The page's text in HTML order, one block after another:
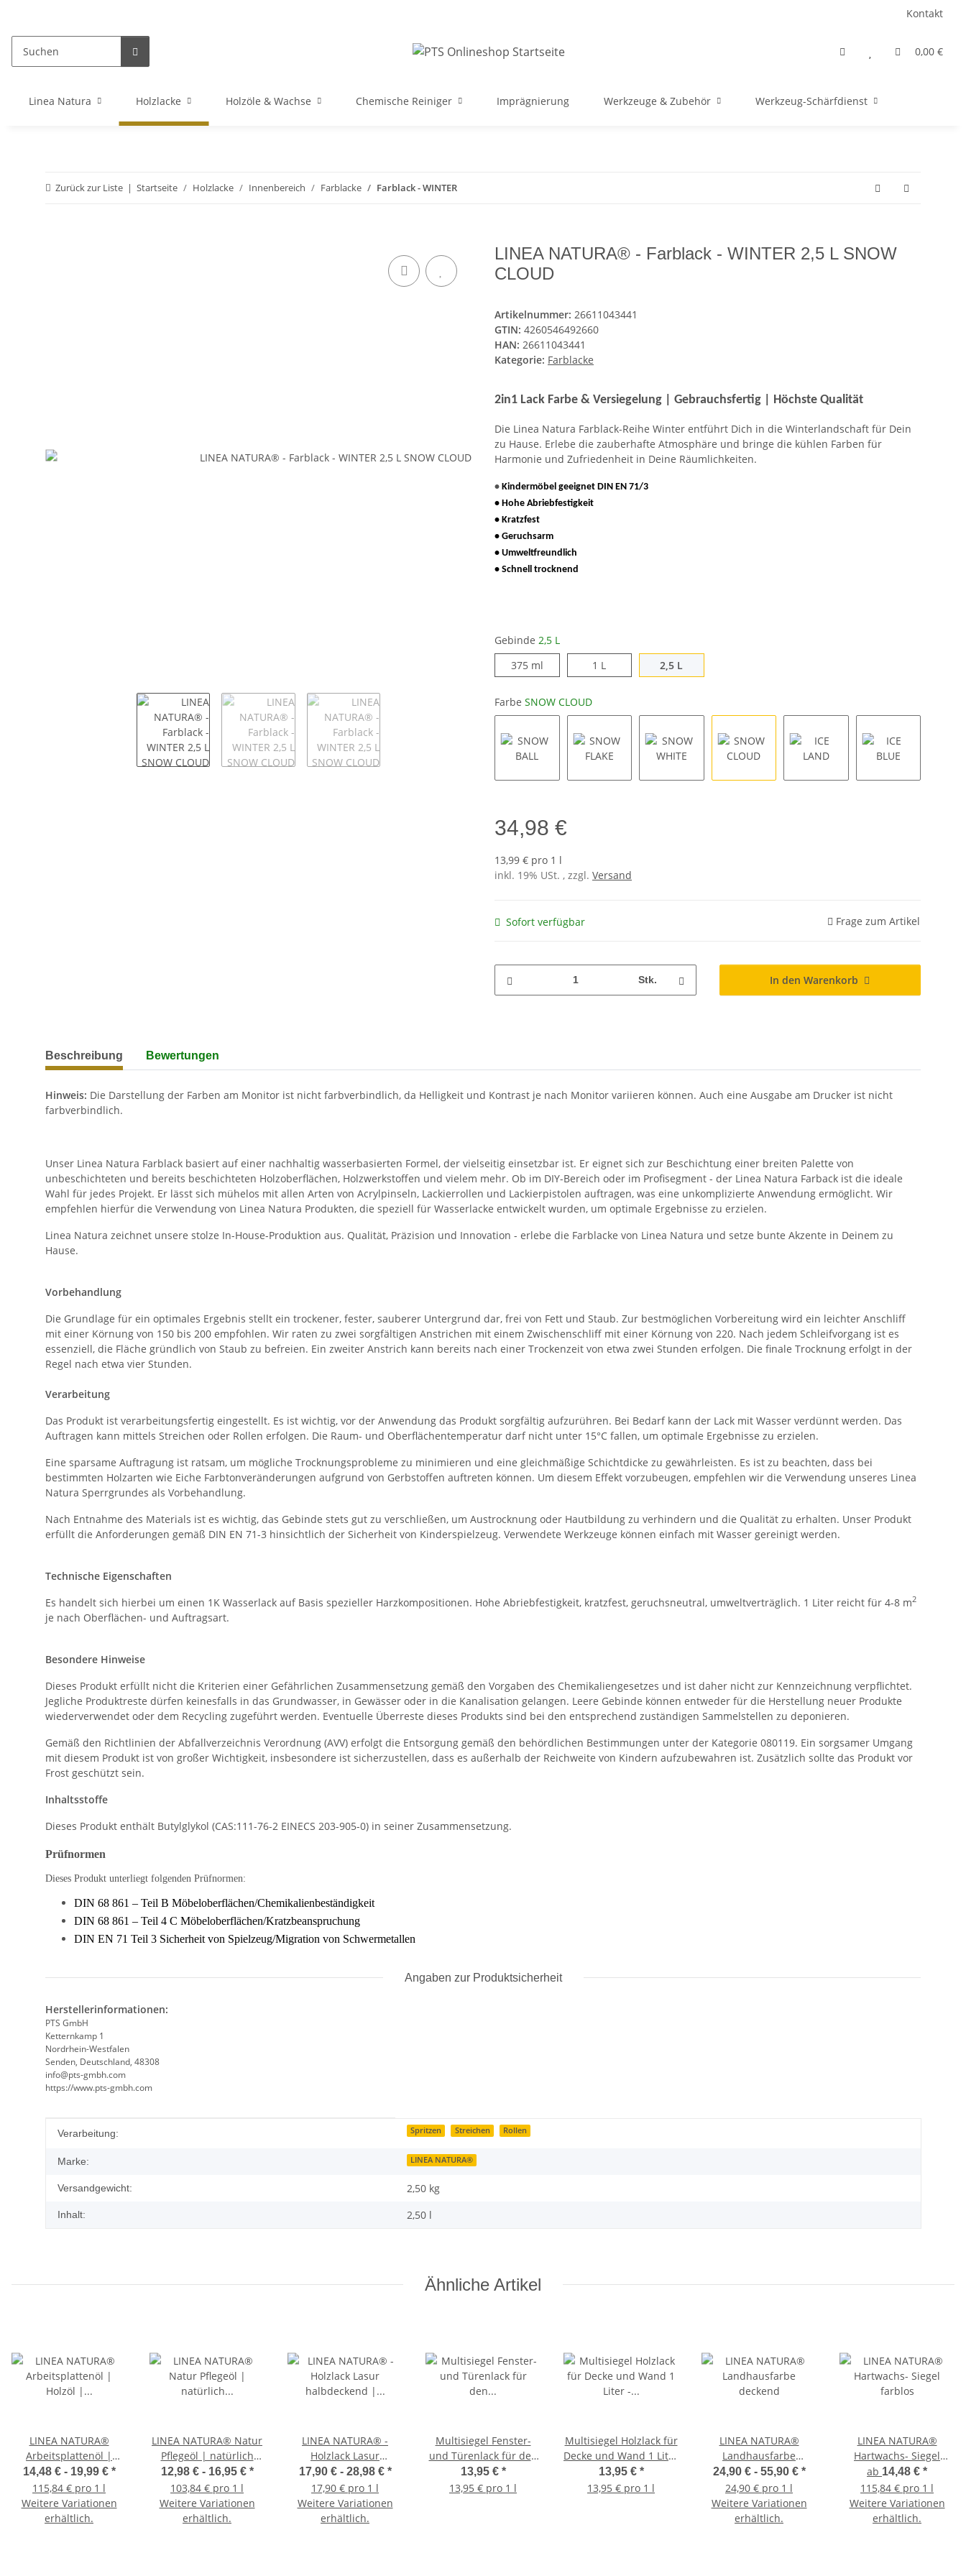
Kontakt
0,00 €
Linea Natura Holzlacke Holzöle & Wachse Chemische Reiniger Imprägnierung Werkzeuge & Zubehör Werkzeug-Schärfdienst
Zurück zur Liste Startseite Holzlacke Innenbereich Farblacke Farblack - WINTER
LINEA NATURA® - Farblack - WINTER 2,5 L SNOW
CLOUD
Artikelnummer: 26611043441
GTIN: 4260546492660
HAN: 26611043441
Kategorie: Farblacke
2in1 Lack Farbe & Versiegelung | Gebrauchsfertig | Höchste Qualität
Die Linea Natura Farblack-Reihe Winter entführt Dich in die Winterlandschaft für Dein
zu Hause. Erlebe die zauberhafte Atmosphäre und bringe die kühlen Farben für
Harmonie und Zufriedenheit in Deine Räumlichkeiten.
• Kindermöbel geeignet DIN EN 71/3
• Hohe Abriebfestigkeit
• Kratzfest
• Geruchsarm
• Umweltfreundlich
• Schnell trocknend
Gebinde 2,5 L
375 ml375 ml 1 L 2,5 L
Farbe SNOW CLOUD
34,98 €
13,99 € pro 1 l
inkl. 19% USt. , zzgl. Versand
Sofort verfügbar Frage zum Artikel
Stk. In den Warenkorb
weitere Registerkarten anzeigen
Beschreibung Bewertungen
Hinweis: Die Darstellung der Farben am Monitor ist nicht farbverbindlich, da Helligkeit und Kontrast je nach Monitor variieren können. Auch eine Ausgabe am Drucker ist nicht
farbverbindlich.
Unser Linea Natura Farblack basiert auf einer nachhaltig wasserbasierten Formel, der vielseitig einsetzbar ist. Er eignet sich zur Beschichtung einer breiten Palette von
unbeschichteten und bereits beschichteten Holzoberflächen, Holzwerkstoffen und vielem mehr. Ob im DIY-Bereich oder im Profisegment - der Linea Natura Farback ist die ideale
Wahl für jedes Projekt. Er lässt sich mühelos mit allen Arten von Acrylpinseln, Lackierrollen und Lackierpistolen auftragen, was eine unkomplizierte Anwendung ermöglicht. Wir
empfehlen hierfür die Verwendung von Linea Natura Produkten, die speziell für Wasserlacke entwickelt wurden, um optimale Ergebnisse zu erzielen.
Linea Natura zeichnet unsere stolze In-House-Produktion aus. Qualität, Präzision und Innovation - erlebe die Farblacke von Linea Natura und setze bunte Akzente in Deinem zu
Hause.
Vorbehandlung
Die Grundlage für ein optimales Ergebnis stellt ein trockener, fester, sauberer Untergrund dar, frei von Fett und Staub. Zur bestmöglichen Vorbereitung wird ein leichter Anschliff
mit einer Körnung von 150 bis 200 empfohlen. Wir raten zu zwei sorgfältigen Anstrichen mit einem Zwischenschliff mit einer Körnung von 220. Nach jedem Schleifvorgang ist es
essenziell, die Fläche gründlich von Staub zu befreien. Ein zweiter Anstrich kann bereits nach einer Trockenzeit von etwa zwei Stunden erfolgen. Die finale Trocknung erfolgt in der
Regel nach etwa vier Stunden.
Verarbeitung
Das Produkt ist verarbeitungsfertig eingestellt. Es ist wichtig, vor der Anwendung das Produkt sorgfältig aufzurühren. Bei Bedarf kann der Lack mit Wasser verdünnt werden. Das
Auftragen kann mittels Streichen oder Rollen erfolgen. Die Raum- und Oberflächentemperatur darf nicht unter 15°C fallen, um optimale Ergebnisse zu erzielen.
Eine sparsame Auftragung ist ratsam, um mögliche Trocknungsprobleme zu minimieren und eine gleichmäßige Schichtdicke zu gewährleisten. Es ist zu beachten, dass bei
bestimmten Holzarten wie Eiche Farbtonveränderungen aufgrund von Gerbstoffen auftreten können. Um diesem Effekt vorzubeugen, empfehlen wir die Verwendung unseres Linea
Natura Sperrgrundes als Vorbehandlung.
Nach Entnahme des Materials ist es wichtig, das Gebinde stets gut zu verschließen, um Austrocknung oder Hautbildung zu verhindern und die Qualität zu erhalten. Unser Produkt
erfüllt die Anforderungen gemäß DIN EN 71-3 hinsichtlich der Sicherheit von Kinderspielzeug. Verwendete Werkzeuge können einfach mit Wasser gereinigt werden.
Technische Eigenschaften
Es handelt sich hierbei um einen 1K Wasserlack auf Basis spezieller Harzkompositionen. Hohe Abriebfestigkeit, kratzfest, geruchsneutral, umweltverträglich. 1 Liter reicht für 4-8 m2
je nach Oberflächen- und Auftragsart.
Besondere Hinweise
Dieses Produkt erfüllt nicht die Kriterien einer Gefährlichen Zusammensetzung gemäß den Vorgaben des Chemikaliengesetzes und ist daher nicht zur Kennzeichnung verpflichtet.
Jegliche Produktreste dürfen keinesfalls in das Grundwasser, in Gewässer oder in die Kanalisation gelangen. Leere Gebinde können entweder für die Herstellung neuer Produkte
wiederverwendet oder dem Recycling zugeführt werden. Eventuelle Überreste dieses Produkts sind bei den entsprechend zuständigen Sammelstellen zu deponieren.
Gemäß den Richtlinien der Abfallverzeichnis Verordnung (AVV) erfolgt die Entsorgung gemäß den behördlichen Bestimmungen unter der Kategorie 080119. Ein sorgsamer Umgang
mit diesem Produkt ist von großer Wichtigkeit, insbesondere ist sicherzustellen, dass es außerhalb der Reichweite von Kindern aufzubewahren ist. Zusätzlich sollte das Produkt vor
Frost geschützt sein.
Inhaltsstoffe
Dieses Produkt enthält Butylglykol (CAS:111-76-2 EINECS 203-905-0) in seiner Zusammensetzung.
Prüfnormen
Dieses Produkt unterliegt folgenden Prüfnormen:
DIN 68 861 – Teil B Möbeloberflächen/Chemikalienbeständigkeit
DIN 68 861 – Teil 4 C Möbeloberflächen/Kratzbeanspruchung
DIN EN 71 Teil 3 Sicherheit von Spielzeug/Migration von Schwermetallen
Angaben zur Produktsicherheit
Herstellerinformationen:
PTS GmbH
Ketternkamp 1
Nordrhein-Westfalen
Senden, Deutschland, 48308
info@pts-gmbh.com
https://www.pts-gmbh.com
Produkteigenschaft
Wert
Verarbeitung: Spritzen Streichen Rollen
Marke: LINEA NATURA®
Versandgewicht: 2,50 kg
Inhalt: 2,50 l
Ähnliche Artikel
LINEA NATURA®
Arbeitsplattenöl |
Holzöl | farblos
14,48 € - 19,99 € *
115,84 € pro 1 l
Weitere Variationen
erhältlich.
LINEA NATURA® Natur
Pflegeöl | natürlich
matt | farblos
12,98 € - 16,95 € *
103,84 € pro 1 l
Weitere Variationen
erhältlich.
LINEA NATURA® -
Holzlack Lasur
halbdeckend | Möbel |
Parkett u.- Treppen im
Innenbereich
17,90 € - 28,98 € *
17,90 € pro 1 l
Weitere Variationen
erhältlich.
Multisiegel Fenster-
und Türenlack für den
Innenbereich - 1 Liter -
weiß
13,95 € *
13,95 € pro 1 l
Multisiegel Holzlack für
Decke und Wand 1 Liter
- weiß
13,95 € *
13,95 € pro 1 l
LINEA NATURA®
Landhausfarbe
deckend
24,90 € - 55,90 € *
24,90 € pro 1 l
Weitere Variationen
erhältlich.
LINEA NATURA®
Hartwachs- Siegel
farblos
ab 14,48 € *
115,84 € pro 1 l
Weitere Variationen
erhältlich.